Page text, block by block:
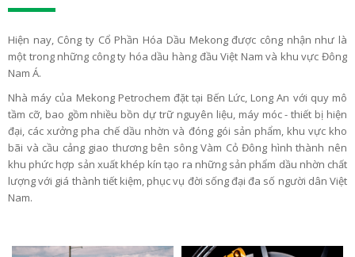
Hiện nay, Công ty Cổ Phần Hóa Dầu Mekong được công nhận như là
một trong những công ty hóa dầu hàng đầu Việt Nam và khu vực Đông
Nam Á.
Nhà máy của Mekong Petrochem đặt tại Bến Lức, Long An với quy mô
tầm cỡ, bao gồm nhiều bồn dự trữ nguyên liệu, máy móc - thiết bị hiện
đại, các xưởng pha chế dầu nhờn và đóng gói sản phẩm, khu vực kho
bãi và cầu cảng giao thương bên sông Vàm Cỏ Đông hình thành nên
khu phức hợp sản xuất khép kín tạo ra những sản phẩm dầu nhờn chất
lượng với giá thành tiết kiệm, phục vụ đời sống đại đa số người dân Việt
Nam.